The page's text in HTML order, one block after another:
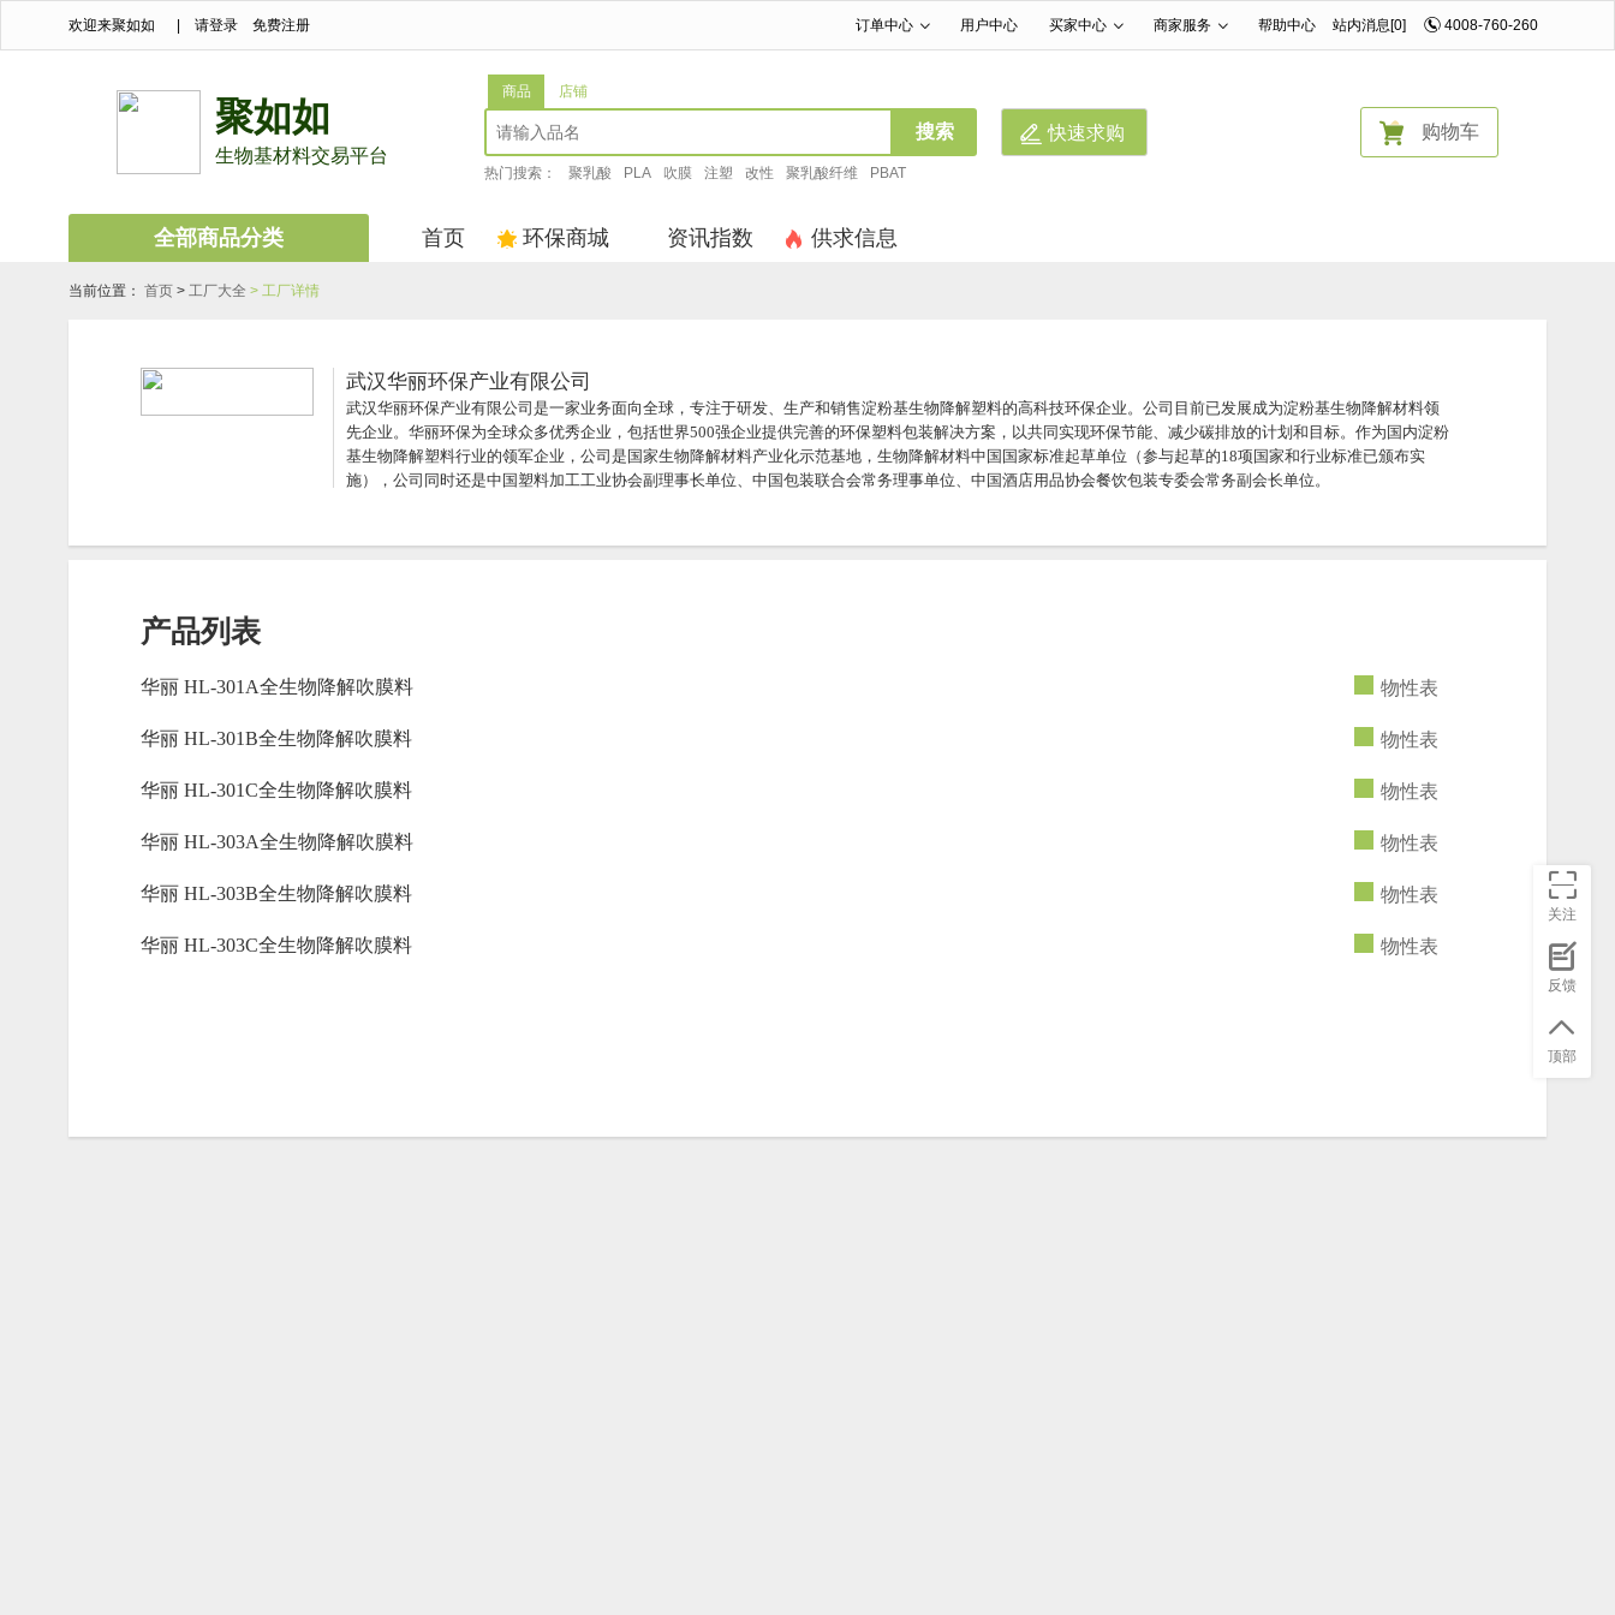
欢迎来聚如如 请登录 免费注册 订单中心 用户中心 买家中心 商家服务 帮助中心 站内消息[0] 4008-760-260
聚如如
生物基材料交易平台
商品 店铺
搜索 快速求购
热门搜索： 聚乳酸 PLA 吹膜 注塑 改性 聚乳酸纤维 PBAT
购物车
全部商品分类 首页 环保商城 资讯指数 供求信息
当前位置： 首页 > 工厂大全 > 工厂详情
武汉华丽环保产业有限公司
武汉华丽环保产业有限公司是一家业务面向全球，专注于研发、生产和销售淀粉基生物降解塑料的高科技环保企业。公司目前已发展成为淀粉基生物降解材料领
先企业。华丽环保为全球众多优秀企业，包括世界500强企业提供完善的环保塑料包装解决方案，以共同实现环保节能、减少碳排放的计划和目标。作为国内淀粉
基生物降解塑料行业的领军企业，公司是国家生物降解材料产业化示范基地，生物降解材料中国国家标准起草单位（参与起草的18项国家和行业标准已颁布实
施），公司同时还是中国塑料加工工业协会副理事长单位、中国包装联合会常务理事单位、中国酒店用品协会餐饮包装专委会常务副会长单位。
产品列表
华丽 HL-301A全生物降解吹膜料 物性表
华丽 HL-301B全生物降解吹膜料 物性表
华丽 HL-301C全生物降解吹膜料 物性表
华丽 HL-303A全生物降解吹膜料 物性表
华丽 HL-303B全生物降解吹膜料 物性表
华丽 HL-303C全生物降解吹膜料 物性表
关注
反馈
顶部